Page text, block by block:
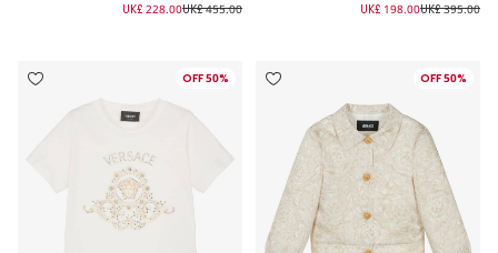
UK£ 395.00
UK£ 198.00
UK£ 455.00
UK£ 228.00
50% OFF
50% OFF